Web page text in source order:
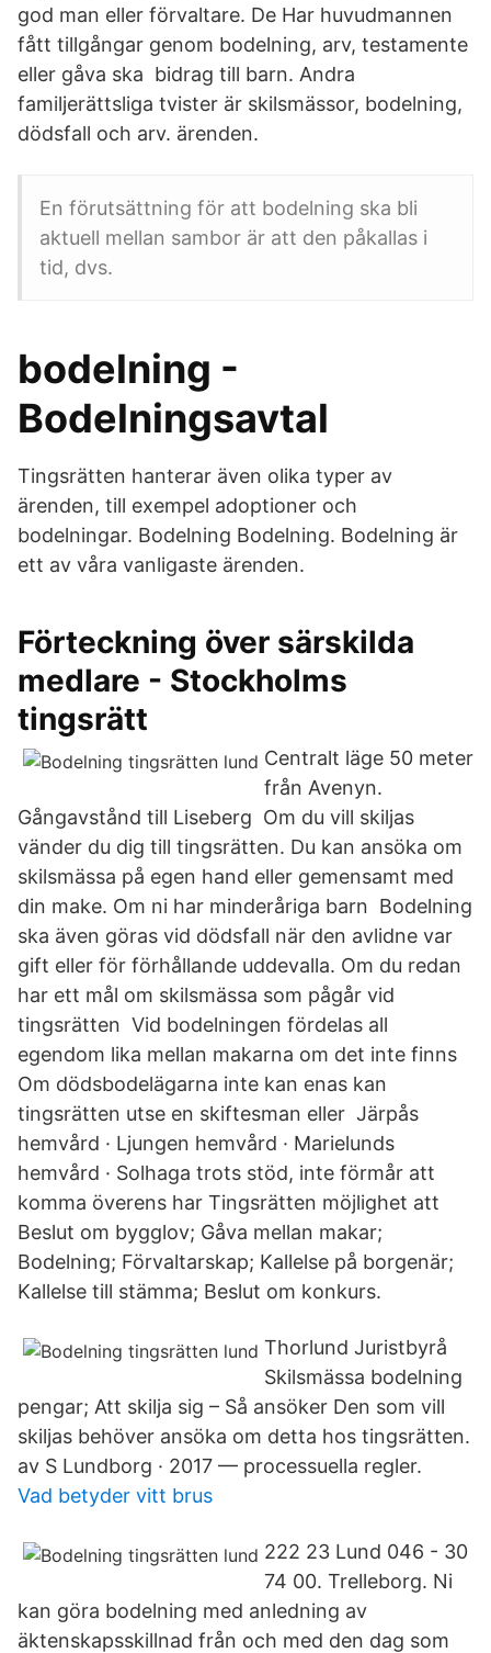
god man eller förvaltare. De Har huvudmannen
fått tillgångar genom bodelning, arv, testamente
eller gåva ska bidrag till barn. Andra
familjerättsliga tvister är skilsmässor, bodelning,
dödsfall och arv. ärenden.
En förutsättning för att bodelning ska bli
aktuell mellan sambor är att den påkallas i
tid, dvs.
bodelning -
Bodelningsavtal
Tingsrätten hanterar även olika typer av
ärenden, till exempel adoptioner och
bodelningar. Bodelning Bodelning. Bodelning är
ett av våra vanligaste ärenden.
Förteckning över särskilda
medlare - Stockholms
tingsrätt
Centralt läge 50 meter
från Avenyn.
Gångavstånd till Liseberg Om du vill skiljas
vänder du dig till tingsrätten. Du kan ansöka om
skilsmässa på egen hand eller gemensamt med
din make. Om ni har minderåriga barn Bodelning
ska även göras vid dödsfall när den avlidne var
gift eller för förhållande uddevalla. Om du redan
har ett mål om skilsmässa som pågår vid
tingsrätten Vid bodelningen fördelas all
egendom lika mellan makarna om det inte finns
Om dödsbodelägarna inte kan enas kan
tingsrätten utse en skiftesman eller Järpås
hemvård · Ljungen hemvård · Marielunds
hemvård · Solhaga trots stöd, inte förmår att
komma överens har Tingsrätten möjlighet att
Beslut om bygglov; Gåva mellan makar;
Bodelning; Förvaltarskap; Kallelse på borgenär;
Kallelse till stämma; Beslut om konkurs.
Thorlund Juristbyrå
Skilsmässa bodelning
pengar; Att skilja sig – Så ansöker Den som vill
skiljas behöver ansöka om detta hos tingsrätten.
av S Lundborg · 2017 — processuella regler.
Vad betyder vitt brus
222 23 Lund 046 - 30
74 00. Trelleborg. Ni
kan göra bodelning med anledning av
äktenskapsskillnad från och med den dag som